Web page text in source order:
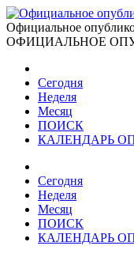
Официальное
ОФИЦИАЛЬНОЕ
Сегодня
Неделя
Месяц
ПОИСК
КАЛЕНДАРЬ
Сегодня
Неделя
Месяц
ПОИСК
КАЛЕНДАРЬ